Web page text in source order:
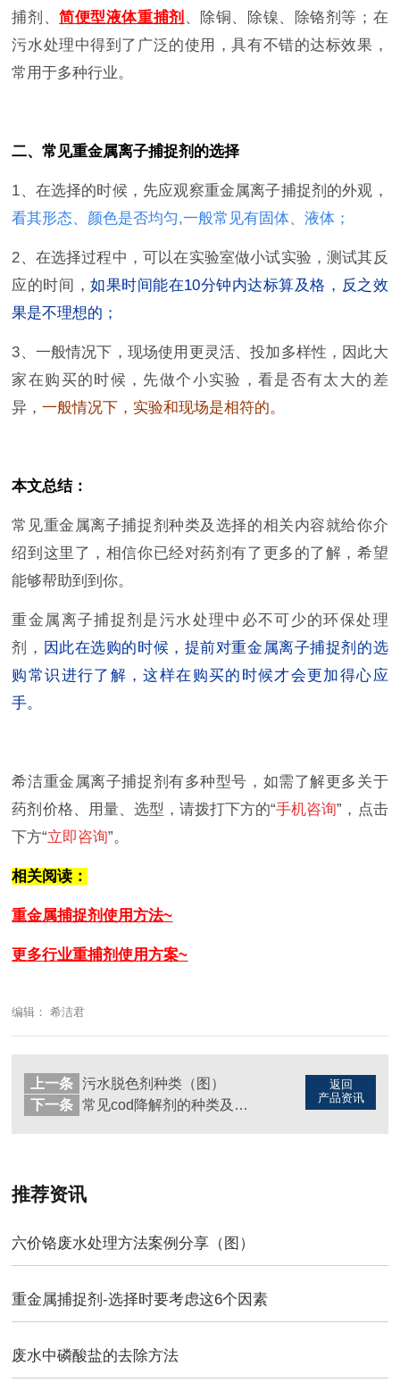
捕剂、简便型液体重捕剂 、除铜、除镍、除铬剂等；在
污水处理中得到了广泛的使用，具有不错的达标效果，
常用于多种行业。
二、常见重金属离子捕捉剂的选择
1、在选择的时候，先应观察重金属离子捕捉剂的外观，
看其形态、颜色是否均匀,一般常见有固体、液体；
2、在选择过程中，可以在实验室做小试实验，测试其反
应的时间，如果时间能在10分钟内达标算及格，反之效
果是不理想的；
3、一般情况下，现场使用更灵活、投加多样性，因此大
家在购买的时候，先做个小实验，看是否有太大的差
异，一般情况下，实验和现场是相符的。
本文总结：
常见重金属离子捕捉剂种类及选择的相关内容就给你介
绍到这里了，相信你已经对药剂有了更多的了解，希望
能够帮助到到你。
重金属离子捕捉剂是污水处理中必不可少的环保处理
剂， 因此在选购的时候，提前对重金属离子捕捉剂的选
购常识进行了解，这样在购买的时候才会更加得心应
手。
希洁重金属离子捕捉剂有多种型号，如需了解更多关于
药剂价格、用量、选型，请拨打下方的“手机咨询”，点击
下方“立即咨询”。
相关阅读：
重金属捕捉剂使用方法~
更多行业重捕剂使用方案~
编辑： 希洁君
返回
产品资讯
上一条
污水脱色剂种类（图）
下一条
常见cod降解剂的种类及选择（图）
推荐资讯
六价铬废水处理方法案例分享（图）
重金属捕捉剂-选择时要考虑这6个因素
废水中磷酸盐的去除方法